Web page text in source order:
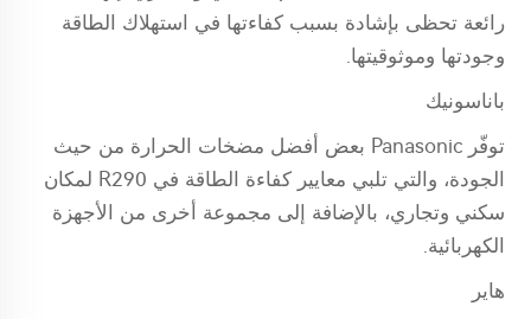
رائعة تحظى بإشادة بسبب كفاءتها في استهلاك الطاقة
وجودتها وموثوقيتها.
باناسونيك
توفّر Panasonic بعض أفضل مضخات الحرارة من حيث
الجودة، والتي تلبي معايير كفاءة الطاقة في R290 لمكان
سكني وتجاري، بالإضافة إلى مجموعة أخرى من الأجهزة
الكهربائية.
هاير